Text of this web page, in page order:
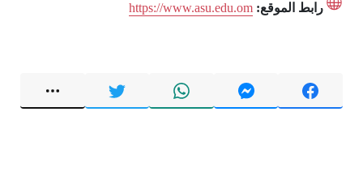
رابط الموقع: https://www.asu.edu.om